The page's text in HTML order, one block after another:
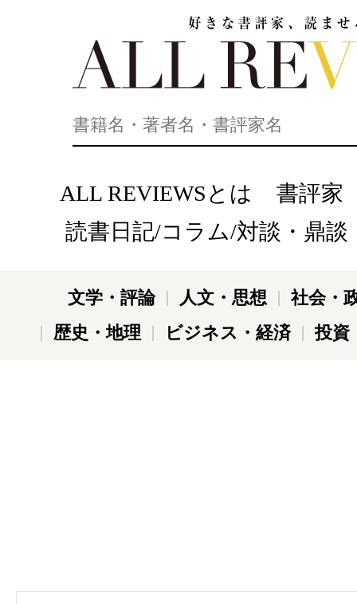
ALL REVIEWSとは
書評家
読書日記/コラム/対談・鼎談
文学・評論 人文・思想
社会・
歴史・地理
ビジネス・経済 投資